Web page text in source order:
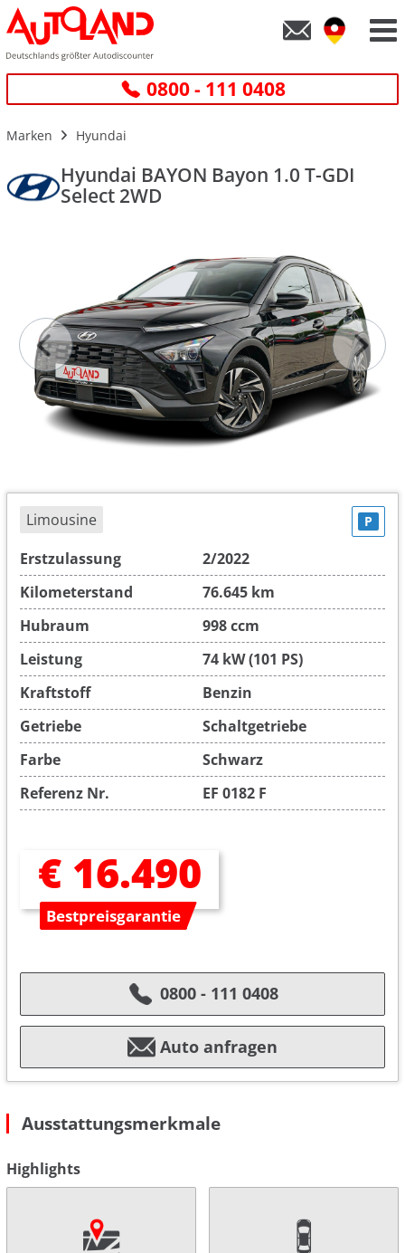
0800 - 111 0408
Marken Hyundai
Hyundai BAYON Bayon 1.0 T-GDI
Select 2WD
Limousine P
Erstzulassung
2/2022
Kilometerstand
76.645 km
Hubraum
998 ccm
Leistung
74 kW (101 PS)
Kraftstoff
Benzin
Getriebe
Schaltgetriebe
Farbe
Schwarz
Referenz Nr.
EF 0182 F
€ 16.490
Bestpreisgarantie
0800 - 111 0408
Auto anfragen
Ausstattungsmerkmale
Highlights